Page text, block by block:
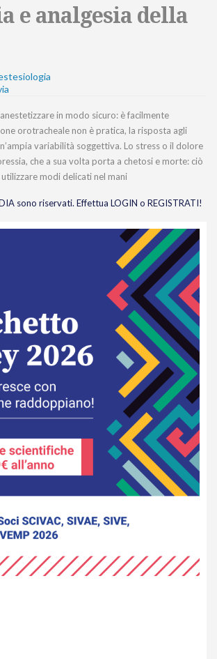
e analgesia della
in modo sicuro: è facilmente
orotracheale non è pratica, la risposta agli
variabilità soggettiva. Lo stress o il dolore
che a sua volta porta a chetosi e morte: ciò
modi delicati nel mani
sono riservati. Effettua LOGIN o REGISTRATI!